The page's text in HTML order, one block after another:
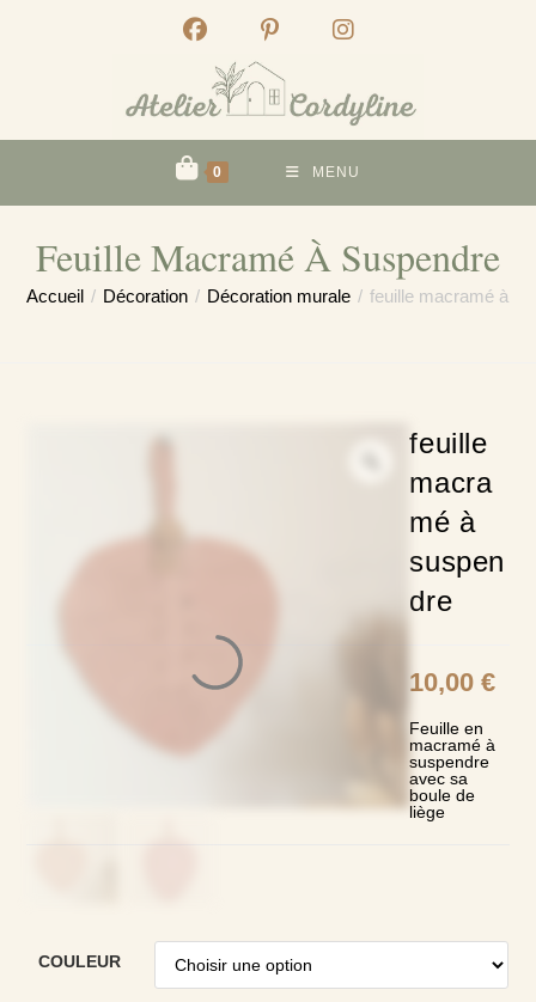
0 MENU
Feuille Macramé À Suspendre
Accueil / Décoration / Décoration murale / feuille macramé à
feuille
macra
mé à
suspen
dre
10,00€
Feuille en
macramé à
suspendre
avec sa
boule de
liège
COULEUR